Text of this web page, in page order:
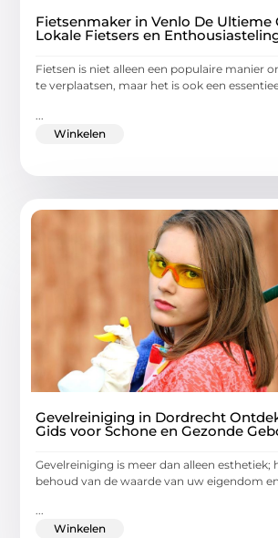
Fietsenmaker in Venlo De Ultieme
Lokale Fietsers en
Fietsen is niet alleen een populaire manier
te verplaatsen, maar het is ook een
Winkelen
Gevelreiniging in Dordrecht
Gids voor Schone en Gezonde
Gevelreiniging is meer dan alleen esthetiek;
behoud van de waarde van uw eigendom
...
Winkelen